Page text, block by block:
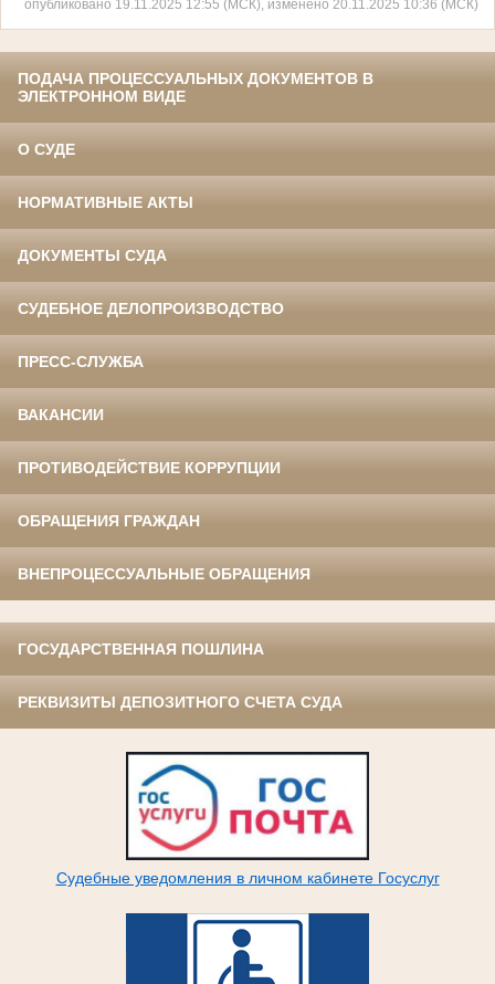
опубликовано 19.11.2025 12:55 (МСК), изменено 20.11.2025 10:36 (МСК)
ПОДАЧА ПРОЦЕССУАЛЬНЫХ ДОКУМЕНТОВ В
ЭЛЕКТРОННОМ ВИДЕ
О СУДЕ
НОРМАТИВНЫЕ АКТЫ
ДОКУМЕНТЫ СУДА
СУДЕБНОЕ ДЕЛОПРОИЗВОДСТВО
ПРЕСС-СЛУЖБА
ВАКАНСИИ
ПРОТИВОДЕЙСТВИЕ КОРРУПЦИИ
ОБРАЩЕНИЯ ГРАЖДАН
ВНЕПРОЦЕССУАЛЬНЫЕ ОБРАЩЕНИЯ
ГОСУДАРСТВЕННАЯ ПОШЛИНА
РЕКВИЗИТЫ ДЕПОЗИТНОГО СЧЕТА СУДА
Судебные уведомления в личном кабинете Госуслуг